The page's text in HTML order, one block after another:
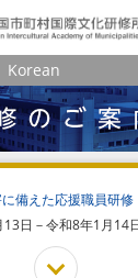
Korean
備えた応援職員研修
日－令和8年1月14